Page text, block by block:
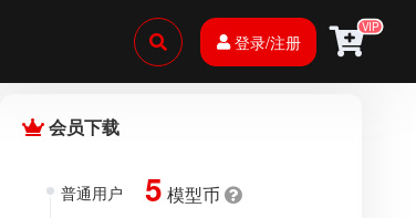
登录/注册
VIP
会员下载
普通用户 5 模型币